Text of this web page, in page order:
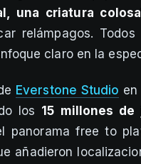
una criatura
relámpagos.
claro en la
Everstone Studio en
los 15 millones
panorama free to
añadieron